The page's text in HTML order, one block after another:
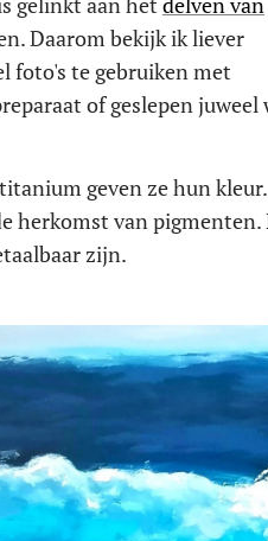
Daarom bekijk ik liever
foto's te gebruiken met
of geslepen juweel
geven ze hun kleur.
herkomst van pigmenten.
zijn.